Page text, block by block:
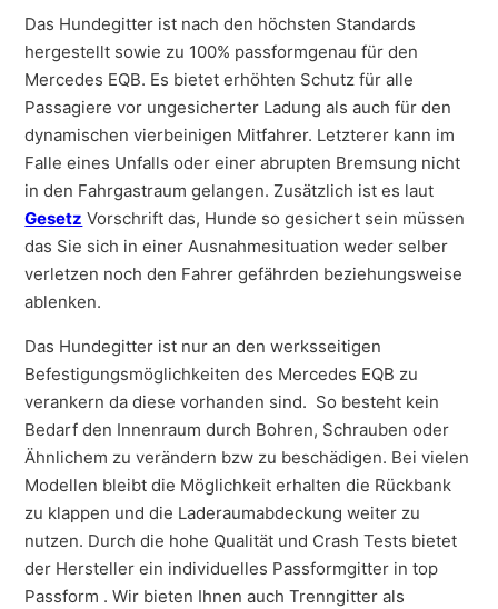
Das Hundegitter ist nach den höchsten Standards
hergestellt sowie zu 100% passformgenau für den
Mercedes EQB. Es bietet erhöhten Schutz für alle
Passagiere vor ungesicherter Ladung als auch für den
dynamischen vierbeinigen Mitfahrer. Letzterer kann im
Falle eines Unfalls oder einer abrupten Bremsung nicht
in den Fahrgastraum gelangen. Zusätzlich ist es laut
Gesetz Vorschrift das, Hunde so gesichert sein müssen
das Sie sich in einer Ausnahmesituation weder selber
verletzen noch den Fahrer gefährden beziehungsweise
ablenken.
Das Hundegitter ist nur an den werksseitigen
Befestigungsmöglichkeiten des Mercedes EQB zu
verankern da diese vorhanden sind. So besteht kein
Bedarf den Innenraum durch Bohren, Schrauben oder
Ähnlichem zu verändern bzw zu beschädigen. Bei vielen
Modellen bleibt die Möglichkeit erhalten die Rückbank
zu klappen und die Laderaumabdeckung weiter zu
nutzen. Durch die hohe Qualität und Crash Tests bietet
der Hersteller ein individuelles Passformgitter in top
Passform . Wir bieten Ihnen auch Trenngitter als